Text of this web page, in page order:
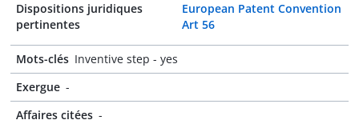
Dispositions juridiques
pertinentes
European Patent Convention
Art 56
Mots-clés Inventive step - yes
Exergue -
Affaires citées -